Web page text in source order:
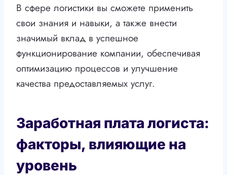
В сфере логистики вы сможете применить
свои знания и навыки, а также внести
значимый вклад в успешное
функционирование компании, обеспечивая
оптимизацию процессов и улучшение
качества предоставляемых услуг.
Заработная плата логиста:
факторы, влияющие на
уровень